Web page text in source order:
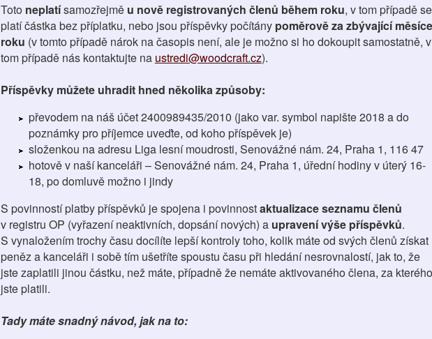
Toto neplatísamozřejměu nově registrovaných členů během roku, v tom případě se
platí částka bez příplatku, nebo jsou příspěvky počítánypoměrově za zbývající měsíce
roku (v tomto případě nárok na časopis není, ale je možno si ho dokoupit samostatně, v
tom případě nás kontaktujte na ustredi@woodcraft.cz).
Příspěvky můžete uhradit hned několika způsoby:
převodem na náš účet 2400989435/2010 (jako var. symbol napište 2018 a do
poznámky pro příjemce uveďte, od koho příspěvek je)
složenkou na adresu Liga lesní moudrosti, Senovážné nám. 24, Praha 1, 116 47
hotově v naší kanceláři – Senovážné nám. 24, Praha 1, úřední hodiny v úterý 16-
18, po domluvě možno i jindy
S povinností platby příspěvků je spojena i povinnostaktualizace seznamu členů
v registru OP (vyřazení neaktivních, dopsání nových) a upravení výše příspěvků.
S vynaložením trochy času docílíte lepší kontroly toho, kolik máte od svých členů získat
peněz a kanceláři i sobě tím ušetříte spoustu času při hledání nesrovnalostí, jak to, že
jste zaplatili jinou částku, než máte, případně že nemáte aktivovaného člena, za kterého
jste platili.
Tady máte snadný návod, jak na to: